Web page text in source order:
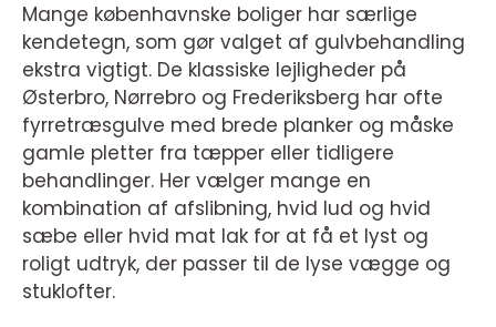
Mange københavnske boliger har særlige
kendetegn, som gør valget af gulvbehandling
ekstra vigtigt. De klassiske lejligheder på
Østerbro, Nørrebro og Frederiksberg har ofte
fyrretræsgulve med brede planker og måske
gamle pletter fra tæpper eller tidligere
behandlinger. Her vælger mange en
kombination af afslibning, hvid lud og hvid
sæbe eller hvid mat lak for at få et lyst og
roligt udtryk, der passer til de lyse vægge og
stuklofter.